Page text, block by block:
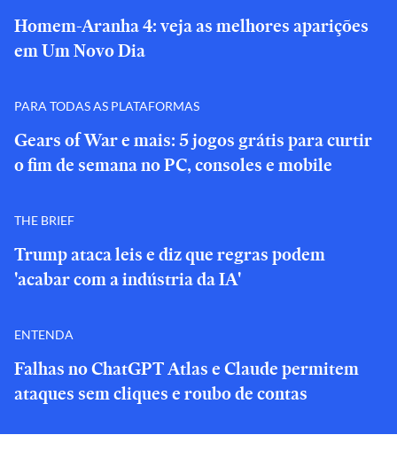
Homem-Aranha 4: veja as melhores aparições
em Um Novo Dia
PARA TODAS AS PLATAFORMAS
Gears of War e mais: 5 jogos grátis para curtir
o fim de semana no PC, consoles e mobile
THE BRIEF
Trump ataca leis e diz que regras podem
'acabar com a indústria da IA'
ENTENDA
Falhas no ChatGPT Atlas e Claude permitem
ataques sem cliques e roubo de contas